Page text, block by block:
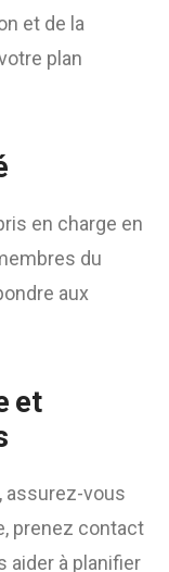
et de la
plan
en charge en
du
aux
et
assurez-vous
prenez contact
aider à planifier